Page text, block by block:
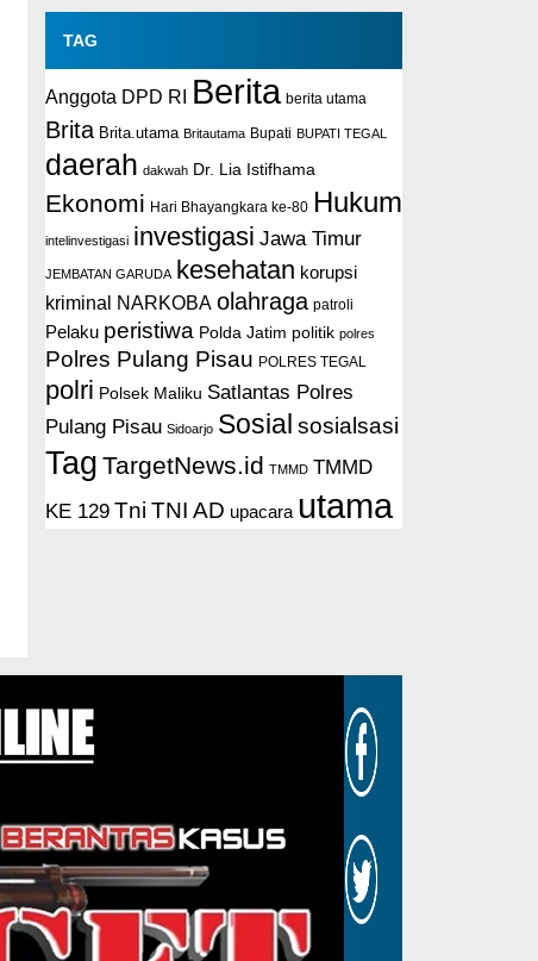
TAG
Anggota DPD RI Berita berita utama
Brita Brita.utama Britautama Bupati BUPATI TEGAL
daerah dakwah Dr. Lia Istifhama
Ekonomi Hari Bhayangkara ke-80 Hukum
intelinvestigasi investigasi Jawa Timur
JEMBATAN GARUDA kesehatan korupsi
kriminal NARKOBA olahraga patroli
Pelaku peristiwa Polda Jatim politik polres
Polres Pulang Pisau POLRES TEGAL
polri Polsek Maliku Satlantas Polres
Pulang Pisau Sidoarjo Sosial sosialsasi
Tag TargetNews.id TMMD TMMD
KE 129 Tni TNI AD upacara utama